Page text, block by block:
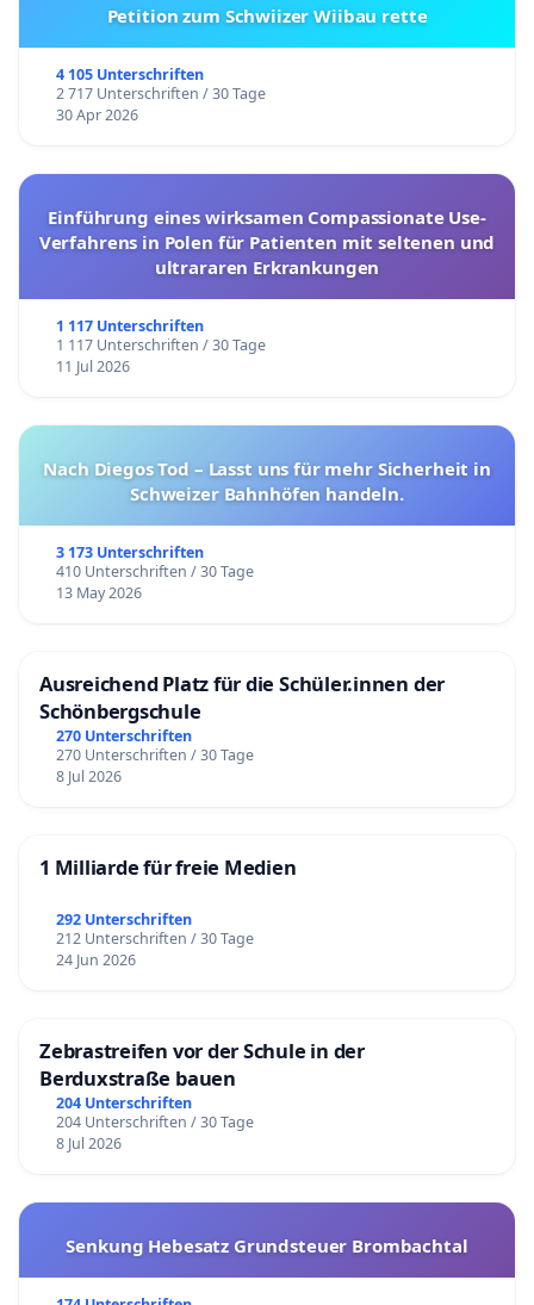
Petition zum Schwiizer Wiibau rette
4 105 Unterschriften
2 717 Unterschriften / 30 Tage
30 Apr 2026
Einführung eines wirksamen Compassionate Use-
Verfahrens in Polen für Patienten mit seltenen und
ultrararen Erkrankungen
1 117 Unterschriften
1 117 Unterschriften / 30 Tage
11 Jul 2026
Nach Diegos Tod – Lasst uns für mehr Sicherheit in
Schweizer Bahnhöfen handeln.
3 173 Unterschriften
410 Unterschriften / 30 Tage
13 May 2026
Ausreichend Platz für die Schüler.innen der
Schönbergschule
270 Unterschriften
270 Unterschriften / 30 Tage
8 Jul 2026
1 Milliarde für freie Medien
292 Unterschriften
212 Unterschriften / 30 Tage
24 Jun 2026
Zebrastreifen vor der Schule in der
Berduxstraße bauen
204 Unterschriften
204 Unterschriften / 30 Tage
8 Jul 2026
Senkung Hebesatz Grundsteuer Brombachtal